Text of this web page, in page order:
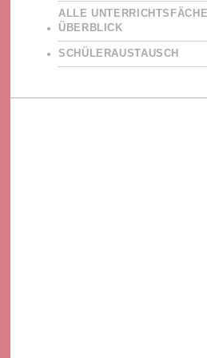
ALLE
ÜBERBLICK
SCHÜLERAUSTAUSCH